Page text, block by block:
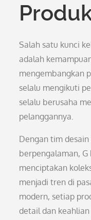
Salah satu kunci
adalah
mengembangkan
selalu mengikuti
selalu berusaha
pelanggannya.
Dengan tim
berpengalaman,
menciptakan
menjadi tren di
modern, setiap
detail dan